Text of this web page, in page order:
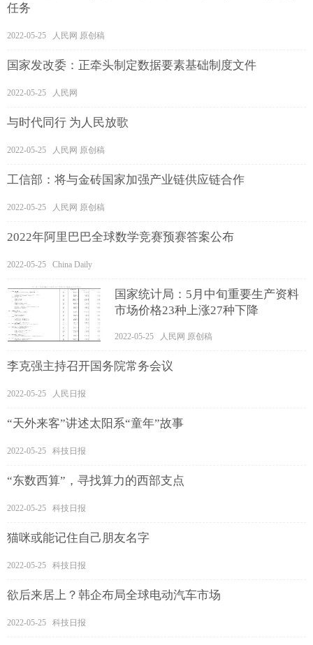
任务
2022-05-25 人民网 原创稿
国家发改委：正牵头制定数据要素基础制度文件
2022-05-25 人民网
与时代同行 为人民放歌
2022-05-25 人民网 原创稿
工信部：将与金砖国家加强产业链供应链合作
2022-05-25 人民网 原创稿
2022年阿里巴巴全球数学竞赛预赛答案公布
2022-05-25 China Daily
国家统计局：5月中旬重要生产资料
市场价格23种上涨27种下降
2022-05-25 人民网 原创稿
李克强主持召开国务院常务会议
2022-05-25 人民日报
“天外来客”讲述太阳系“童年”故事
2022-05-25 科技日报
“东数西算”，寻找算力的西部支点
2022-05-25 科技日报
猫咪或能记住自己朋友名字
2022-05-25 科技日报
欲后来居上？韩企布局全球电动汽车市场
2022-05-25 科技日报